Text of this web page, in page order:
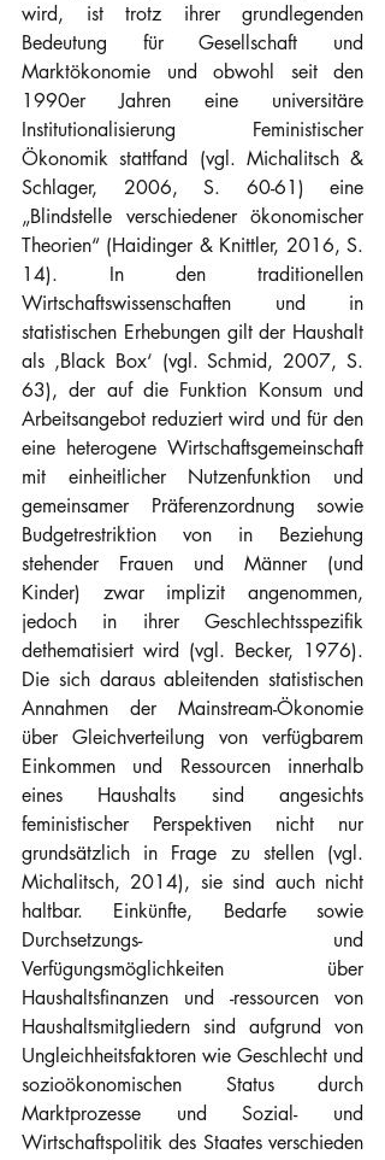
wird, ist trotz ihrer grundlegenden
Bedeutung für Gesellschaft und
Marktökonomie und obwohl seit den
1990er Jahren eine universitäre
Institutionalisierung Feministischer
Ökonomik stattfand (vgl. Michalitsch &
Schlager, 2006, S. 60-61) eine
„Blindstelle verschiedener ökonomischer
Theorien“ (Haidinger & Knittler, 2016, S.
14). In den traditionellen
Wirtschaftswissenschaften und in
statistischen Erhebungen gilt der Haushalt
als ‚Black Box‘ (vgl. Schmid, 2007, S.
63), der auf die Funktion Konsum und
Arbeitsangebot reduziert wird und für den
eine heterogene Wirtschaftsgemeinschaft
mit einheitlicher Nutzenfunktion und
gemeinsamer Präferenzordnung sowie
Budgetrestriktion von in Beziehung
stehender Frauen und Männer (und
Kinder) zwar implizit angenommen,
jedoch in ihrer Geschlechtsspezifik
dethematisiert wird (vgl. Becker, 1976).
Die sich daraus ableitenden statistischen
Annahmen der Mainstream-Ökonomie
über Gleichverteilung von verfügbarem
Einkommen und Ressourcen innerhalb
eines Haushalts sind angesichts
feministischer Perspektiven nicht nur
grundsätzlich in Frage zu stellen (vgl.
Michalitsch, 2014), sie sind auch nicht
haltbar. Einkünfte, Bedarfe sowie
Durchsetzungs- und
Verfügungsmöglichkeiten über
Haushaltsfinanzen und -ressourcen von
Haushaltsmitgliedern sind aufgrund von
Ungleichheitsfaktoren wie Geschlecht und
sozioökonomischen Status durch
Marktprozesse und Sozial- und
Wirtschaftspolitik des Staates verschieden